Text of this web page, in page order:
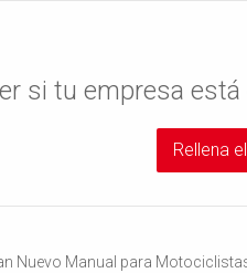
si tu empresa
Rellena
Nuevo Manual para